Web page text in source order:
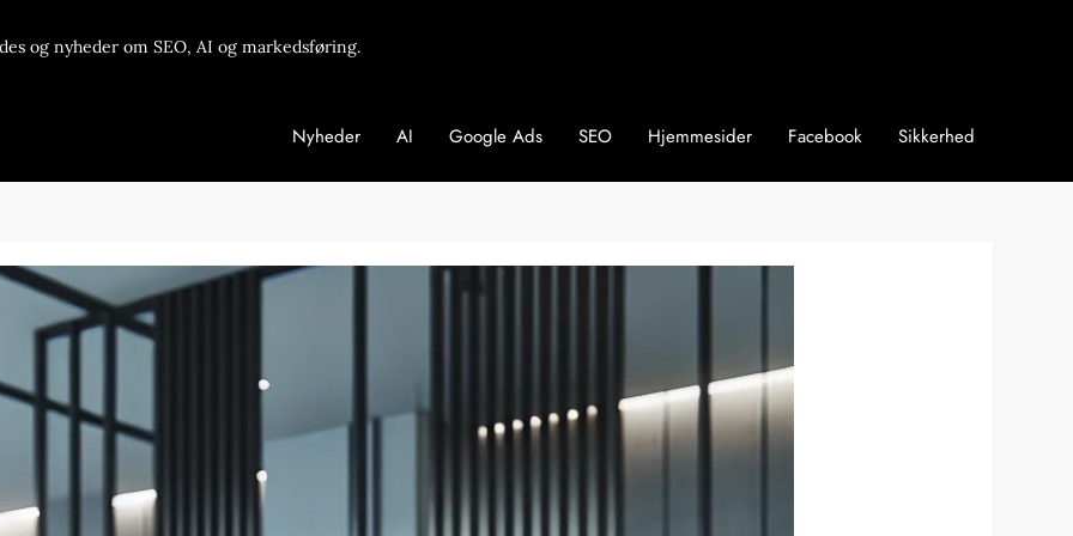
og nyheder om SEO, AI og markedsføring.
Nyheder AI Google Ads SEO Hjemmesider Facebook Sikkerhed